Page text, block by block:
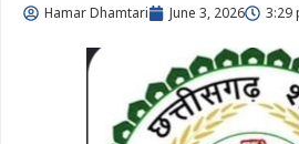
Hamar Dhamtari June 3, 2026 3:29